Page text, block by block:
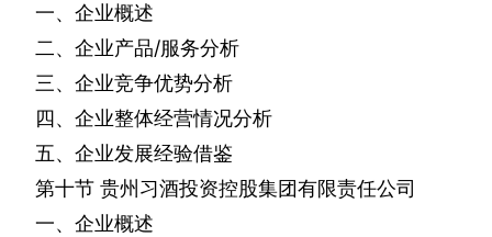
一、企业概述
二、企业产品/服务分析
三、企业竞争优势分析
四、企业整体经营情况分析
五、企业发展经验借鉴
第十节 贵州习酒投资控股集团有限责任公司
一、企业概述